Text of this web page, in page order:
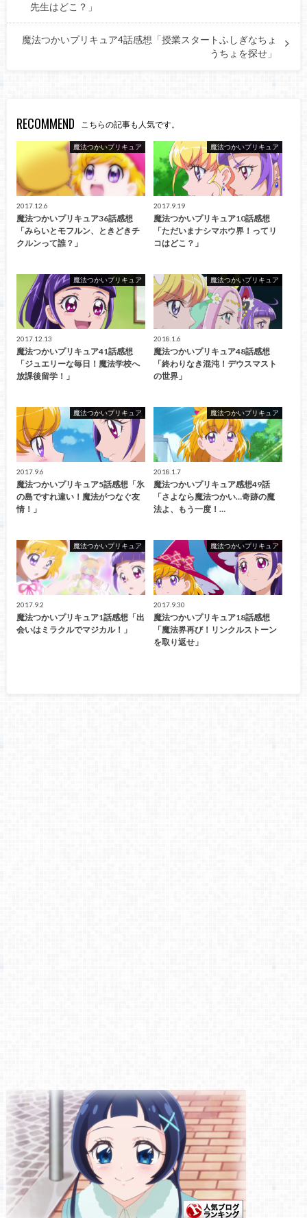
先生はどこ？」
魔法つかいプリキュア4話感想「授業スタートふしぎなちょ
うちょを探せ」
RECOMMEND こちらの記事も人気です。
魔法つかいプリキュア
2017.12.6
魔法つかいプリキュア36話感想
「みらいとモフルン、ときどきチ
クルンって誰？」
魔法つかいプリキュア
2017.9.19
魔法つかいプリキュア10話感想
「ただいまナシマホウ界！ってリ
コはどこ？」
魔法つかいプリキュア
2017.12.13
魔法つかいプリキュア41話感想
「ジュエリーな毎日！魔法学校へ
放課後留学！」
魔法つかいプリキュア
2018.1.6
魔法つかいプリキュア48話感想
「終わりなき混沌！デウスマスト
の世界」
魔法つかいプリキュア
2017.9.6
魔法つかいプリキュア5話感想「氷
の島ですれ違い！魔法がつなぐ友
情！」
魔法つかいプリキュア
2018.1.7
魔法つかいプリキュア感想49話
「さよなら魔法つかい…奇跡の魔
法よ、もう一度！…
魔法つかいプリキュア
2017.9.2
魔法つかいプリキュア1話感想「出
会いはミラクルでマジカル！」
魔法つかいプリキュア
2017.9.30
魔法つかいプリキュア18話感想
「魔法界再び！リンクルストーン
を取り返せ」